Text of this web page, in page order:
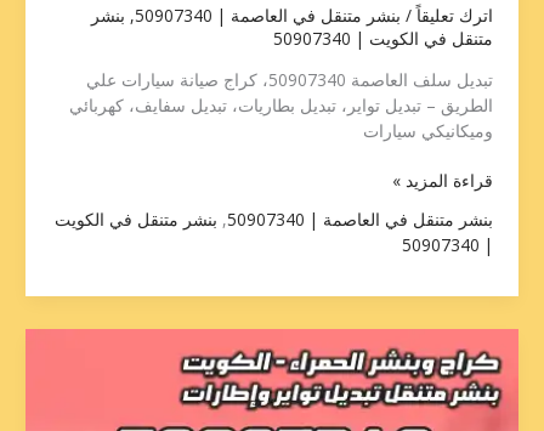
اترك تعليقاً / بنشر متنقل في العاصمة | 50907340 , بنشر
متنقل في الكويت | 50907340
تبديل سلف العاصمة 50907340، كراج صيانة سيارات علي
الطريق – تبديل تواير، تبديل بطاريات، تبديل سفايف، كهربائي
وميكانيكي سيارات
قراءة المزيد »
بنشر متنقل في العاصمة | 50907340
, بنشر متنقل في الكويت
| 50907340
سلف
الكويت
50907340